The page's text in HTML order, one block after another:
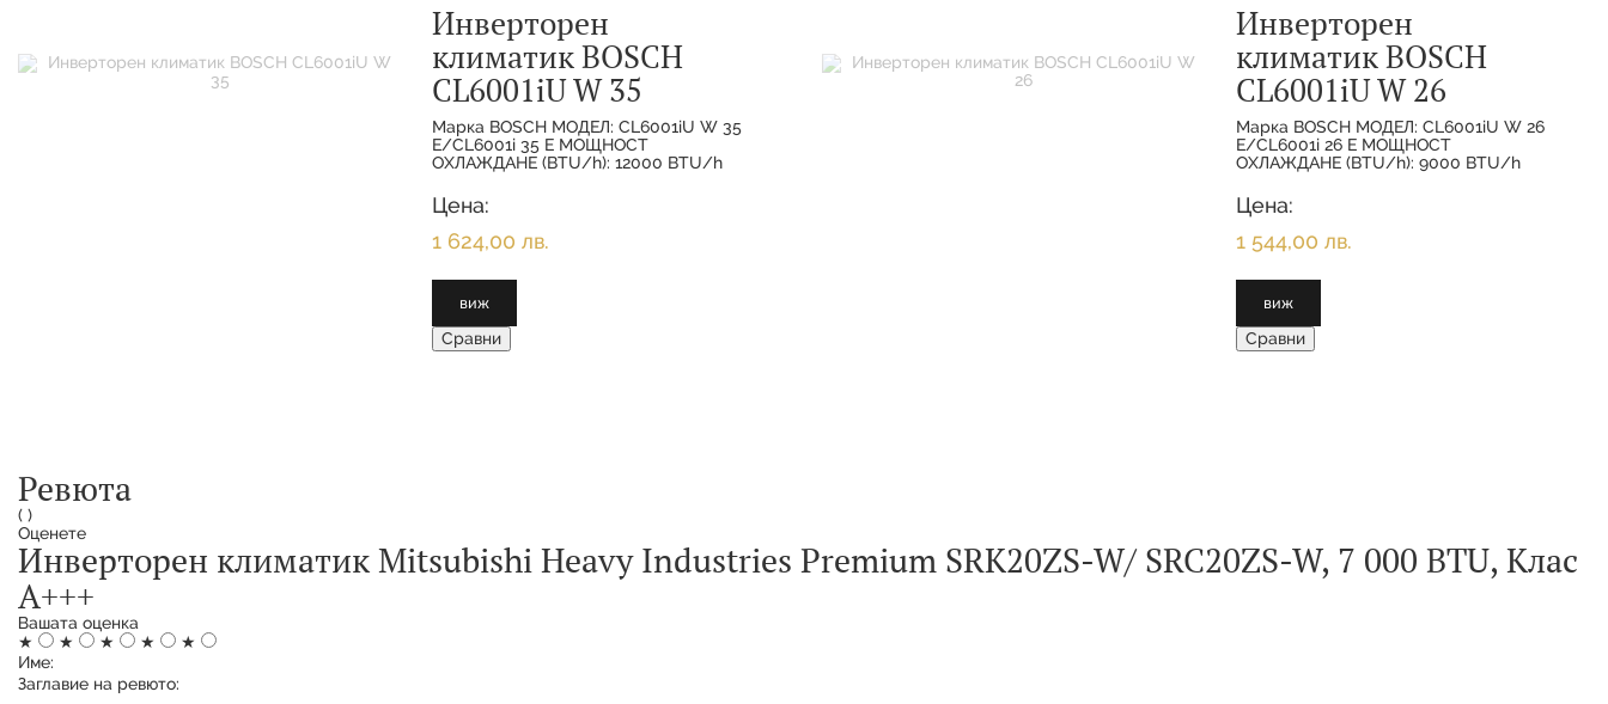
Инверторен
климатик BOSCH
CL6001iU W 35
Марка BOSCH МОДЕЛ: CL6001iU W 35
E/CL6001i 35 E МОЩНОСТ
ОХЛАЖДАНЕ (BTU/h): 12000 BTU/h
3.500 KW МОЩНОСТ
ОТОПЛЕНИЕ(НОМИНАЛНА):
Цена:
1 624,00 лв.
виж
Сравни
Инверторен
климатик BOSCH
CL6001iU W 26
Марка BOSCH МОДЕЛ: CL6001iU W 26
E/CL6001i 26 E МОЩНОСТ
ОХЛАЖДАНЕ (BTU/h): 9000 BTU/h
2.600 KW МОЩНОСТ
ОТОПЛЕНИЕ(НОМИНАЛНА):
Цена:
1 544,00 лв.
виж
Сравни
Ревюта
( )
Оценете
Инверторен климатик Mitsubishi Heavy Industries Premium SRK20ZS-W/ SRC20ZS-W, 7 000 BTU, Клас
A+++
Вашата оценка
★
★ ★ ★
★
Име:
Заглавие на ревюто: